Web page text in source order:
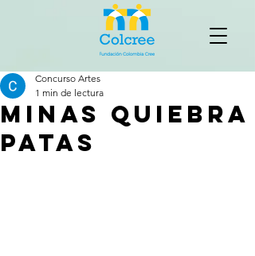
Minas quiebra
patas
Concurso Artes
1 min de lectura